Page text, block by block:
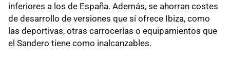
inferiores a los de España. Además, se ahorran costes
de desarrollo de versiones que sí ofrece Ibiza, como
las deportivas, otras carrocerías o equipamientos que
el Sandero tiene como inalcanzables.